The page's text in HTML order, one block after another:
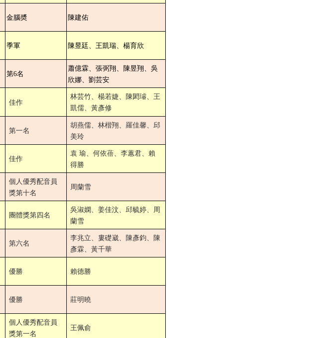
金腦奬 陳建佑
季軍 陳昱廷、王凱瑞、楊育欣
第6名
蕭億霖、張弼翔、陳昱翔、吳
欣娜、劉芸安
佳作
林芸竹、楊若婕、陳閎璿、王
凱儒、黃彥修
第一名
胡燕儒、林楷翔、羅佳馨、邱
美玲
佳作
袁 瑜、何依蓓、李蕙君、賴
得勝
個人優秀配音員
獎第十名
周蘭雪
團體獎第四名
吳淑嫻、姜佳汶、邱毓婷、周
蘭雪
第六名
李兆立、婁礎崴、陳彥鈞、陳
彥霖、黃千華
優勝 賴德勝
優勝 莊明曉
個人優秀配音員
獎第一名
王佩俞